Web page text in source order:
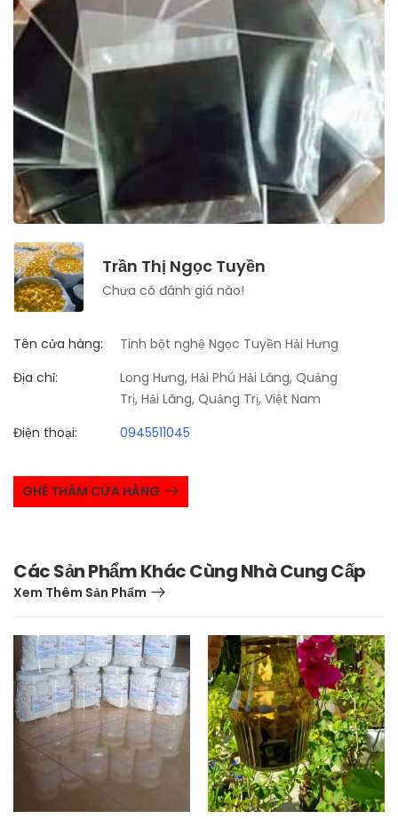
Trần Thị Ngọc Tuyền
Chưa có đánh giá nào!
Tên cửa hàng:
Tinh bột nghệ Ngọc Tuyền Hải Hưng
Địa chỉ:
Long Hưng, Hải Phú Hải Lăng, Quảng
Trị, Hải Lăng, Quảng Trị, Việt Nam
Điện thoại:
0945511045
GHÉ THĂM CỬA HÀNG
Các Sản Phẩm Khác Cùng Nhà Cung Cấp
Xem Thêm Sản Phẩm